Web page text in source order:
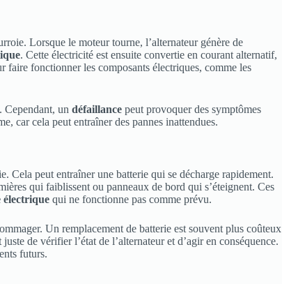
Lorsque le moteur tourne, l’alternateur génère de
. Cette électricité est ensuite convertie en courant alternatif,
faire fonctionner les composants électriques, comme les
Cependant, un défaillance peut provoquer des symptômes
car cela peut entraîner des pannes inattendues.
Cela peut entraîner une batterie qui se décharge rapidement.
qui faiblissent ou panneaux de bord qui s’éteignent. Ces
électrique qui ne fonctionne pas comme prévu.
Un remplacement de batterie est souvent plus coûteux
de vérifier l’état de l’alternateur et d’agir en conséquence.
futurs.